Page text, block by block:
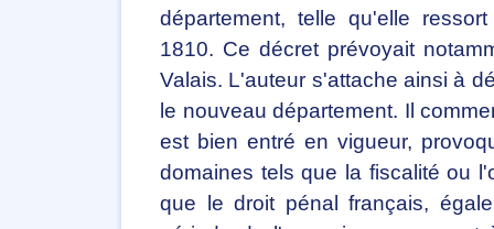
département, telle qu'elle
1810. Ce décret prévoyait
Valais. L'auteur s'attache ainsi à
le nouveau département. Il
est bien entré en vigueur,
domaines tels que la fiscalité ou
que le droit pénal français,